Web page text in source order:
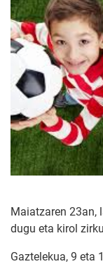
Maiatzaren 23an,
dugu eta kirol
Gaztelekua, 9 eta